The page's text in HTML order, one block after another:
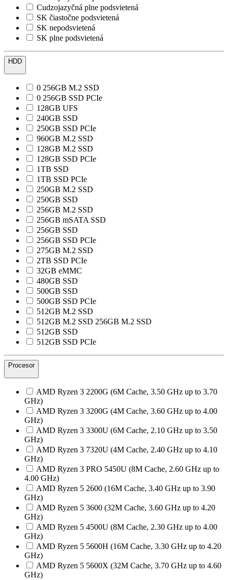
Cudzojazyčná plne podsvietená
SK čiastočne podsvietená
SK nepodsvietená
SK plne podsvietená
HDD
0 256GB M.2 SSD
0 256GB SSD PCIe
128GB UFS
240GB SSD
250GB SSD PCIe
960GB M.2 SSD
128GB M.2 SSD
128GB SSD PCIe
1TB SSD
1TB SSD PCIe
250GB M.2 SSD
250GB SSD
256GB M.2 SSD
256GB mSATA SSD
256GB SSD
256GB SSD PCIe
275GB M.2 SSD
2TB SSD PCIe
32GB eMMC
480GB SSD
500GB SSD
500GB SSD PCIe
512GB M.2 SSD
512GB M.2 SSD 256GB M.2 SSD
512GB SSD
512GB SSD PCIe
Procesor
AMD Ryzen 3 2200G (6M Cache, 3.50 GHz up to 3.70
GHz)
AMD Ryzen 3 3200G (4M Cache, 3.60 GHz up to 4.00
GHz)
AMD Ryzen 3 3300U (6M Cache, 2.10 GHz up to 3.50
GHz)
AMD Ryzen 3 7320U (4M Cache, 2.40 GHz up to 4.10
GHz)
AMD Ryzen 3 PRO 5450U (8M Cache, 2.60 GHz up to
4.00 GHz)
AMD Ryzen 5 2600 (16M Cache, 3.40 GHz up to 3.90
GHz)
AMD Ryzen 5 3600 (32M Cache, 3.60 GHz up to 4.20
GHz)
AMD Ryzen 5 4500U (8M Cache, 2.30 GHz up to 4.00
GHz)
AMD Ryzen 5 5600H (16M Cache, 3.30 GHz up to 4.20
GHz)
AMD Ryzen 5 5600X (32M Cache, 3.70 GHz up to 4.60
GHz)